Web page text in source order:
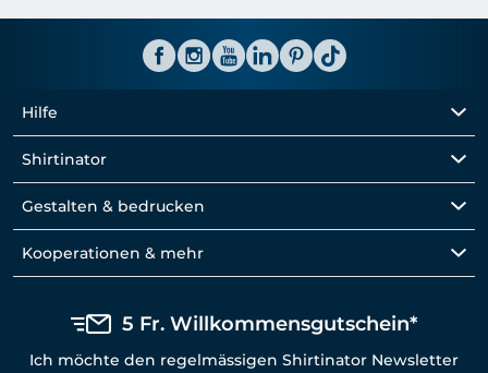
Hilfe
Shirtinator
Gestalten & bedrucken
Kooperationen & mehr
5 Fr. Willkommensgutschein*
Ich möchte den regelmässigen Shirtinator Newsletter